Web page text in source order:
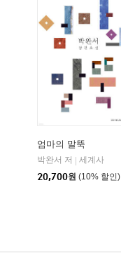
엄마의 말뚝
박완서 저
세계사
20,700원 (10% 할인)